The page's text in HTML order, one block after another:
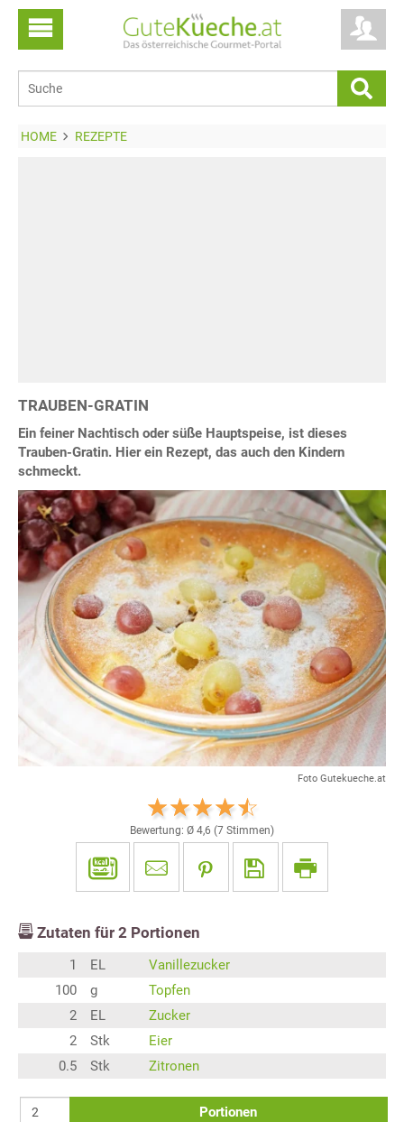
HOME REZEPTE
TRAUBEN-GRATIN
Ein feiner Nachtisch oder süße Hauptspeise, ist dieses
Trauben-Gratin. Hier ein Rezept, das auch den Kindern
schmeckt.
Foto Gutekueche.at
Bewertung: Ø 4,6 (7 Stimmen)
Zutaten für 2 Portionen
1 EL
Vanillezucker
100
g
Topfen
2
EL
Zucker
2
Stk
Eier
0.5
Stk Zitronen
Portionen